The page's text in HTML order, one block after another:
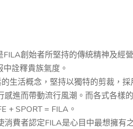
創始者所堅持的傳統精神及經
詮釋貴族氣度。
生活概念，堅持以獨特的剪裁，
進而帶動流行風潮。而各式各樣
+ SPORT = FILA。
費者認定FILA是心目中最想擁有